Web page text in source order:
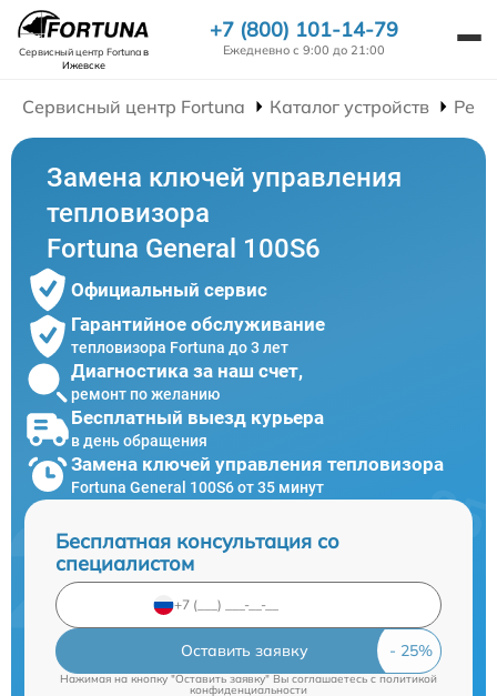
Сервисный центр Fortunaв
Ижевске
+7 (800) 101-14-79
Ежедневно с 9:00 до 21:00
Сервисный центр Fortuna Каталог устройств
Замена ключей управления
тепловизора
Fortuna General 100S6
Официальный сервис
Гарантийное обслуживание
тепловизора Fortuna до 3 лет
Диагностика за наш счет,
ремонт по желанию
Бесплатный выезд курьера
в день обращения
Замена ключей управления тепловизора
Fortuna General 100S6 от 35 минут
Бесплатная консультация со
специалистом
Оставить заявку
Нажимая на кнопку "Оставить заявку" Вы соглашаетесь cполитикой
конфиденциальности